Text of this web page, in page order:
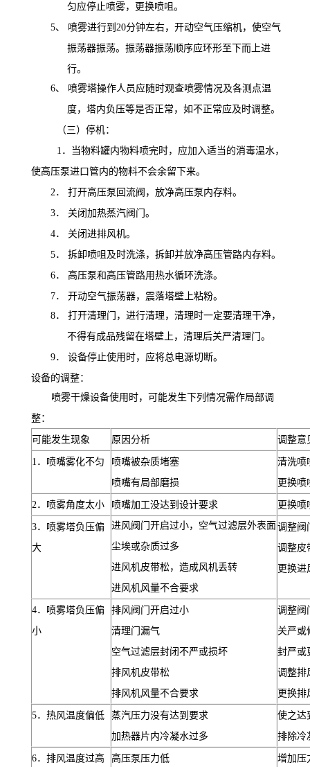
匀应停止喷雾，更换喷咀。
5、 喷雾进行到 20分钟左右，开动空气压缩机，使空气
振荡器振荡。振荡器振荡顺序应环形至下而上进
行。
6、 喷雾塔操作人员应随时观查喷雾情况及各测点温
度，塔内负压等是否正常，如不正常应及时调整。
（三）停机：
1 ．当物料罐内物料喷完时，应加入适当的消毒温水，
使高压泵进口管内的物料不会余留下来。
2． 打开高压泵回流阀，放净高压泵内存料。
3． 关闭加热蒸汽阀门。
4． 关闭进排风机。
5． 拆卸喷咀及时洗涤，拆卸并放净高压管路内存料。
6． 高压泵和高压管路用热水循环洗涤。
7． 开动空气振荡器，震落塔壁上粘粉。
8． 打开清理门，进行清理，清理时一定要清理干净，
不得有成品残留在塔壁上，清理后关严清理门。
9． 设备停止使用时，应将总电源切断。
设备的调整：
喷雾干燥设备使用时，可能发生下列情况需作局部调
整：
可能发生现象 原因分析 调整意
1 ．喷嘴雾化不匀
喷嘴被杂质堵塞
喷嘴有局部磨损
清洗喷
更换喷
2 ．喷雾角度太小 喷嘴加工没达到设计要求 更换喷
3．喷雾塔负压偏
大
进风阀门开启过小，空气过滤层外表面
尘埃或杂质过多
进风机皮带松，造成风机丢转
进风机风量不合要求
调整阀
调整皮
更换进
4．喷雾塔负 压偏
小
排风阀门开启过小
清理门漏气
空气过滤层封闭不严或损坏
排风机皮带松
排风机风量不合要求
调整阀
关严或
封严或
调整排
更换排
5．热风温度偏低
蒸汽压力没有达到要求
加热器片内冷凝水过多
使之达
排除冷
6．排风温度过高
高压泵压力低
增加压